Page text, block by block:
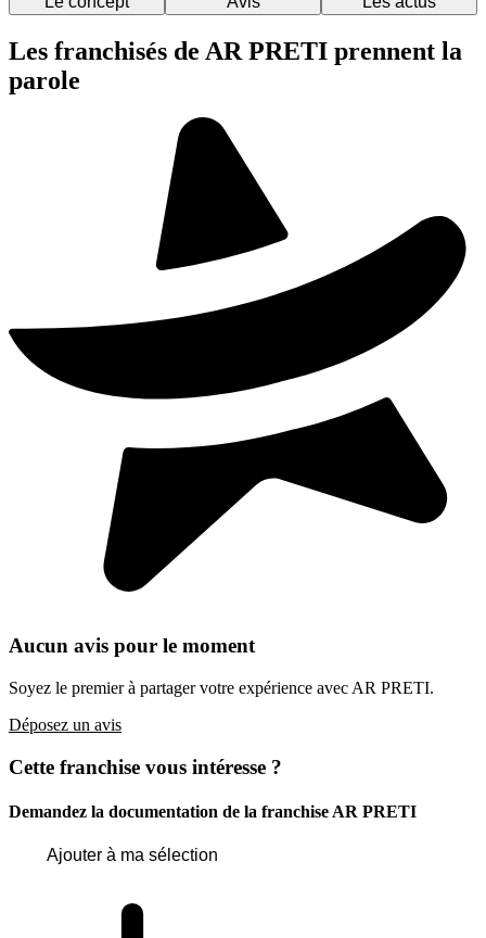
Les franchisés de AR PRETI prennent la
parole
Aucun avis pour le moment
Soyez le premier à partager votre expérience avec AR PRETI.
Déposez un avis
Cette franchise vous intéresse ?
Demandez la documentation de la franchise AR PRETI
Ajouter à ma sélection